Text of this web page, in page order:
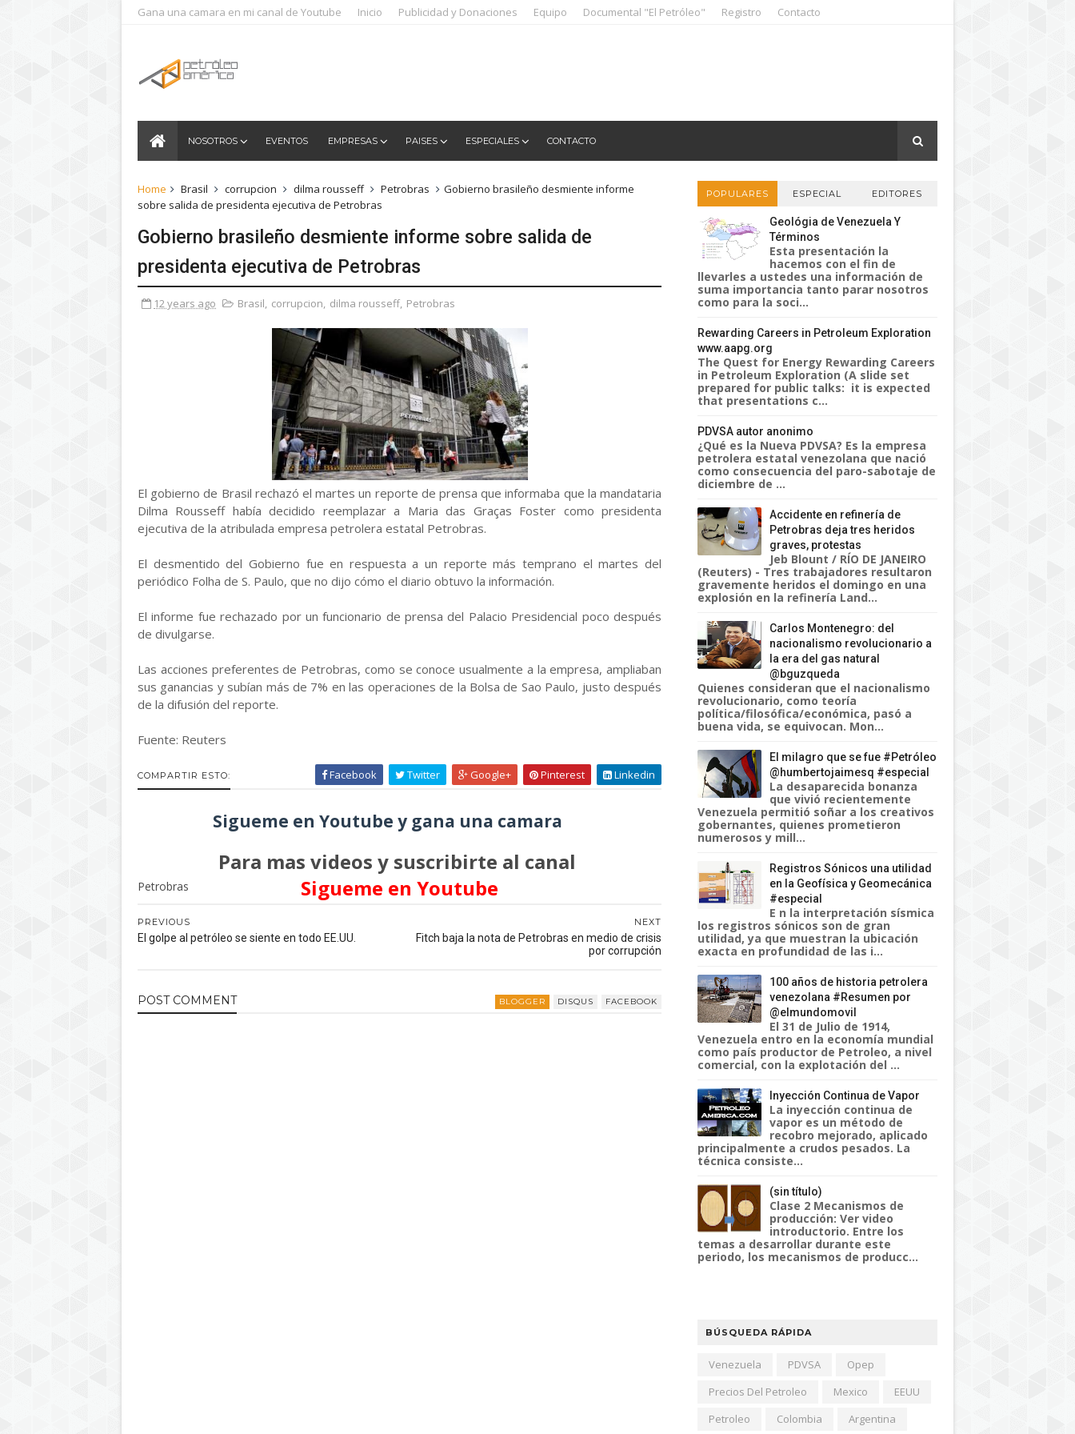
Gana una camara en mi canal de Youtube Inicio Publicidad y Donaciones Equipo Documental "El Petróleo" Registro Contacto
NOSOTROS EVENTOS EMPRESAS PAISES ESPECIALES CONTACTO
Home Brasil corrupcion dilma rousseff Petrobras
Gobierno brasileño desmiente informe
sobre salida de presidenta ejecutiva de Petrobras
Gobierno brasileño desmiente informe sobre salida de
presidenta ejecutiva de Petrobras
12 years ago Brasil, corrupcion, dilma rousseff, Petrobras
El gobierno de Brasil rechazó el martes un reporte de prensa que informaba que la mandataria
Dilma Rousseff había decidido reemplazar a Maria das Graças Foster como presidenta
ejecutiva de la atribulada empresa petrolera estatal Petrobras.
El desmentido del Gobierno fue en respuesta a un reporte más temprano el martes del
periódico Folha de S. Paulo, que no dijo cómo el diario obtuvo la información.
El informe fue rechazado por un funcionario de prensa del Palacio Presidencial poco después
de divulgarse.
Las acciones preferentes de Petrobras, como se conoce usualmente a la empresa, ampliaban
sus ganancias y subían más de 7% en las operaciones de la Bolsa de Sao Paulo, justo después
de la difusión del reporte.
Fuente: Reuters
COMPARTIR ESTO: Facebook Twitter Google+ Pinterest Linkedin
Sigueme en Youtube y gana una camara
Para mas videos y suscribirte al canal
Sigueme en Youtube
Petrobras
NEXT
Fitch baja la nota de Petrobras en medio de crisis
por corrupción
PREVIOUS
El golpe al petróleo se siente en todo EE.UU.
POST COMMENT BLOGGER DISQUS FACEBOOK
POPULARES ESPECIAL EDITORES
Geológia de Venezuela Y
Términos
Esta presentación la
hacemos con el fin de
llevarles a ustedes una información de
suma importancia tanto parar nosotros
como para la soci...
Rewarding Careers in Petroleum Exploration
www.aapg.org
The Quest for Energy Rewarding Careers
in Petroleum Exploration (A slide set
prepared for public talks: it is expected
that presentations c...
PDVSA autor anonimo
¿Qué es la Nueva PDVSA? Es la empresa
petrolera estatal venezolana que nació
como consecuencia del paro-sabotaje de
diciembre de ...
Accidente en refinería de
Petrobras deja tres heridos
graves, protestas
Jeb Blount / RÍO DE JANEIRO
(Reuters) - Tres trabajadores resultaron
gravemente heridos el domingo en una
explosión en la refinería Land...
Carlos Montenegro: del
nacionalismo revolucionario a
la era del gas natural
@bguzqueda
Quienes consideran que el nacionalismo
revolucionario, como teoría
política/filosófica/económica, pasó a
buena vida, se equivocan. Mon...
El milagro que se fue #Petróleo
@humbertojaimesq #especial
La desaparecida bonanza
que vivió recientemente
Venezuela permitió soñar a los creativos
gobernantes, quienes prometieron
numerosos y mill...
Registros Sónicos una utilidad
en la Geofísica y Geomecánica
#especial
E n la interpretación sísmica
los registros sónicos son de gran
utilidad, ya que muestran la ubicación
exacta en profundidad de las i...
100 años de historia petrolera
venezolana #Resumen por
@elmundomovil
El 31 de Julio de 1914,
Venezuela entro en la economía mundial
como país productor de Petroleo, a nivel
comercial, con la explotación del ...
Inyección Continua de Vapor
La inyección continua de
vapor es un método de
recobro mejorado, aplicado
principalmente a crudos pesados. La
técnica consiste...
(sin título)
Clase 2 Mecanismos de
producción: Ver video
introductorio. Entre los
temas a desarrollar durante este
periodo, los mecanismos de producc...
BÚSQUEDA RÁPIDA
Venezuela PDVSA
Opep
Precios Del Petroleo
Mexico
EEUU
Petroleo
Colombia
Argentina